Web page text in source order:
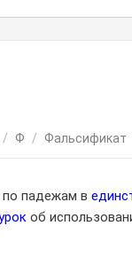
/ Ф / Фальсификат
по падежам в
об